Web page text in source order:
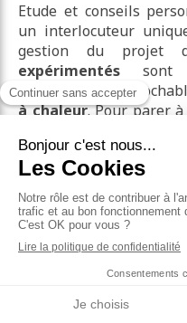
Etude et conseils
un interlocuteur
gestion du projet
expérimentés sont
prestations
à chaleur. Pour parer
nous avons souscrit à
bon
responsabilité
responsabilité
achèvement.
Vous souhaitez un
d'installation de
nous contacter ! Nous
bref délais.